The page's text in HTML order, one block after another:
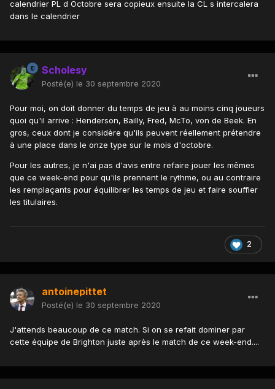
calendrier PL d Octobre sera copieux ensuite la CL s intercalera
dans le calendrier
Scholesy
Posté(e) le 30 septembre 2020
Pour moi, on doit donner du temps de jeu à au moins cinq joueurs
quoi qu'il arrive : Henderson, Bailly, Fred, McTo, von de Beek. En
gros, ceux dont je considère qu'ils peuvent réellement prétendre
à une place dans le onze type sur le mois d'octobre.
Pour les autres, je n'ai pas d'avis entre refaire jouer les mêmes
que ce week-end pour qu'ils prennent le rythme, ou au contraire
les remplaçants pour équilibrer les temps de jeu et faire souffler
les titulaires.
2
antoinepittet
Posté(e) le 30 septembre 2020
J'attends beaucoup de ce match. Si on se refait dominer par
cette équipe de Brighton juste après le match de ce week-end....